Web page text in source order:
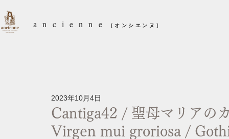
ancienne ［オンシエンヌ］
Cantiga42 / 聖母マリアの
Virgen mui groriosa /
2023年10月4日